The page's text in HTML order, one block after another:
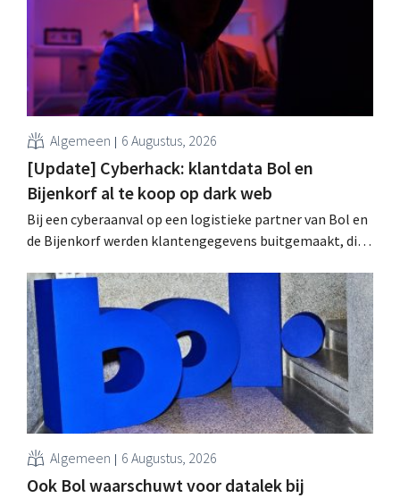
Algemeen 6 Augustus, 2026
[Update] Cyberhack: klantdata Bol en
Bijenkorf al te koop op dark web
Bij een cyberaanval op een logistieke partner van Bol en
de Bijenkorf werden klantengegevens buitgemaakt, die
De retailers roepen klanten op alert te zijn voor
phishing.
Algemeen 6 Augustus, 2026
Ook Bol waarschuwt voor datalek bij